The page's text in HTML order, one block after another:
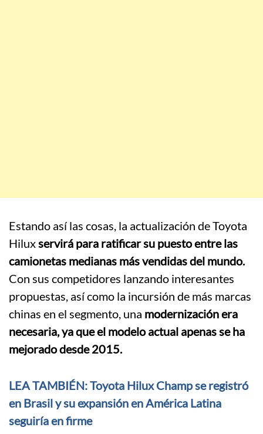
Estando así las cosas, la actualización de Toyota
Hiluxservirá para ratificar su puesto entre las
camionetas medianas más vendidas del mundo.
Con sus competidores lanzando interesantes
propuestas, así como la incursión de más marcas
chinas en el segmento, una modernización era
necesaria, ya que el modelo actual apenas se ha
mejorado desde 2015.
LEA TAMBIÉN: Toyota Hilux Champ se registró
en Brasil y su expansión en América Latina
seguiría en firme